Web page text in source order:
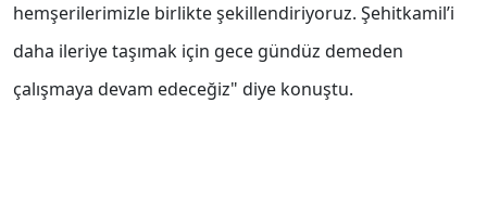
hemşerilerimizle birlikte şekillendiriyoruz. Şehitkamil’i
daha ileriye taşımak için gece gündüz demeden
çalışmaya devam edeceğiz" diye konuştu.